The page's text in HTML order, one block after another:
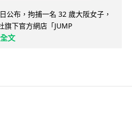
公布，拘捕一名 32 歲大阪女子，
旗下官方網店「JUMP
文